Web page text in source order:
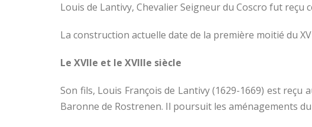
Louis de Lantivy, Chevalier Seigneur du Coscro fut reçu
La construction actuelle date de la première moitié du
Le XVIIe et le XVIIIe siècle
Son fils, Louis François de Lantivy (1629-1669) est
Baronne de Rostrenen. Il poursuit les aménagements du